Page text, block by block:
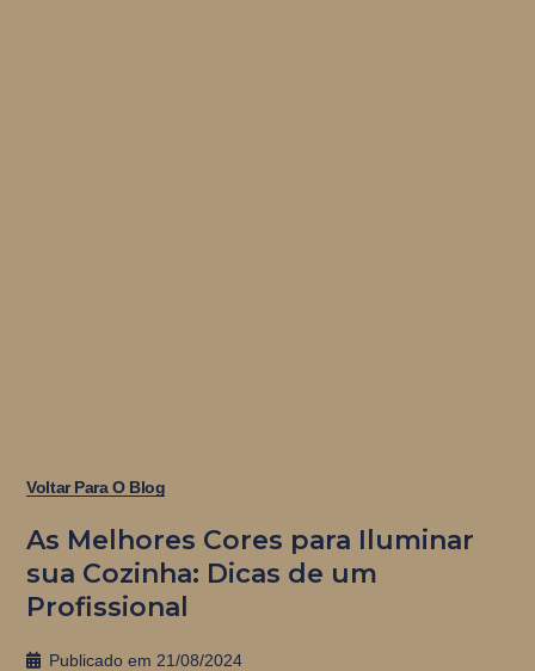
Voltar Para O Blog
As Melhores Cores para Iluminar
sua Cozinha: Dicas de um
Profissional
Publicado em 21/08/2024